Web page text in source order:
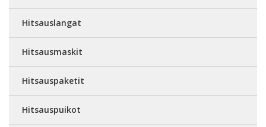
Hitsauslangat
Hitsausmaskit
Hitsauspaketit
Hitsauspuikot